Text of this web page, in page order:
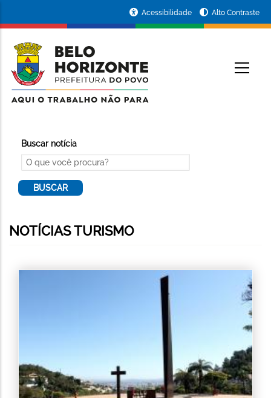
conteúdo
principal
da
Prefeitura
de
Horizonte
Acessibilidade Alto Contraste
Buscar notícia
NOTÍCIAS TURISMO